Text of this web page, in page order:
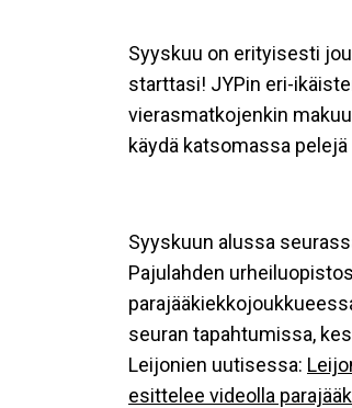
Syyskuu on erityisesti
starttasi! JYPin eri-
vierasmatkojenkin
käydä katsomassa
Syyskuun alussa
Pajulahden
seuran tapahtumissa,
Leijonien uutisessa:
esittelee videolla